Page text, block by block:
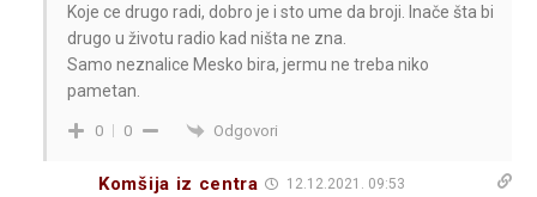
Koje ce drugo radi, dobro je i sto ume da broji. Inače šta bi
drugo u životu radio kad ništa ne zna.
Samo neznalice Mesko bira, jermu ne treba niko
pametan.
0 0 Odgovori
Komšija iz centra 12.12.2021. 09:53